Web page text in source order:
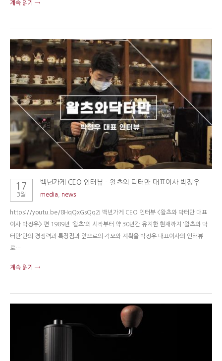
계속 읽기 →
17
3월
백년가게 CEO 인터뷰 – 왈츠와 닥터만 대표이사 박정우
media news
https://youtu.be/8HqQxGsQq2I 백년가게 CEO 인터뷰 <왈츠와 닥터만 대표
이사 박정우> 편 1989년 '왈츠'의 시작부터 약 30년간 유지한 현재까지 '왈츠와 닥
터만'만의 경쟁력과 특장점과 앞으로의 각오와 계획을 박정우 대표이사의 인터뷰
로…
계속 읽기 →